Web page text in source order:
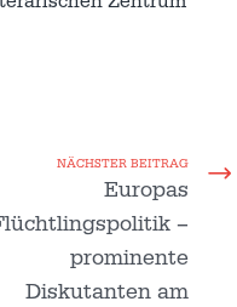
NÄCHSTER BEITRAG
Europas
–
prominente
Diskutanten am